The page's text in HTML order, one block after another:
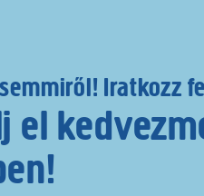
Iratkozz
el